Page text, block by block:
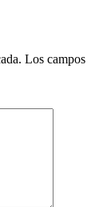
Los campos